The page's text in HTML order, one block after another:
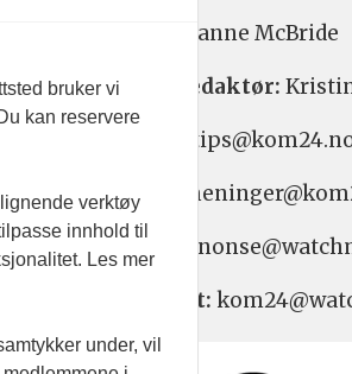
Hanne McBride
Ansvarlig redaktør:
Nyhetstips:
Meninger:
Annonse:
Abonnement:
bruker vi
kan reservere
verktøy
innhold til
Les mer
under, vil